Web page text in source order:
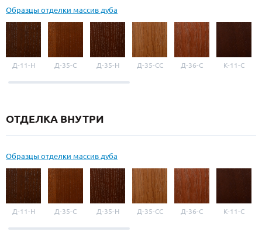
Образцы отделки массив дуба
Д-11-Н Д-35-С Д-35-Н Д-35-СС Д-36-С К-11-С
ОТДЕЛКА ВНУТРИ
Образцы отделки массив дуба
Д-11-Н Д-35-С Д-35-Н Д-35-СС Д-36-С К-11-С